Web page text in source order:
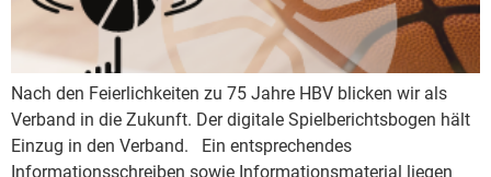
Nach den Feierlichkeiten zu 75 Jahre HBV blicken wir als
Verband in die Zukunft. Der digitale Spielberichtsbogen hält
Einzug in den Verband. Ein entsprechendes
Informationsschreiben sowie Informationsmaterial liegen